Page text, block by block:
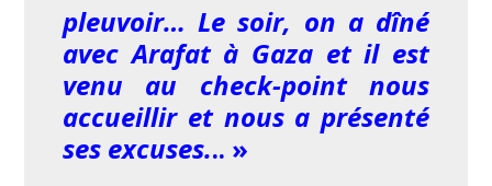
pleuvoir… Le soir, on a dîné
avec Arafat à Gaza et il est
venu au check-point nous
accueillir et nous a présenté
ses excuses... »